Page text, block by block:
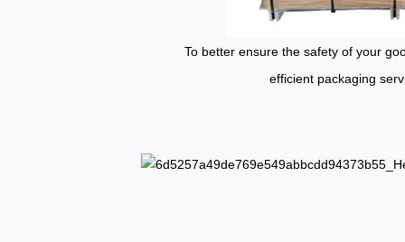
To better ensure the safety of your goods,
efficient packaging